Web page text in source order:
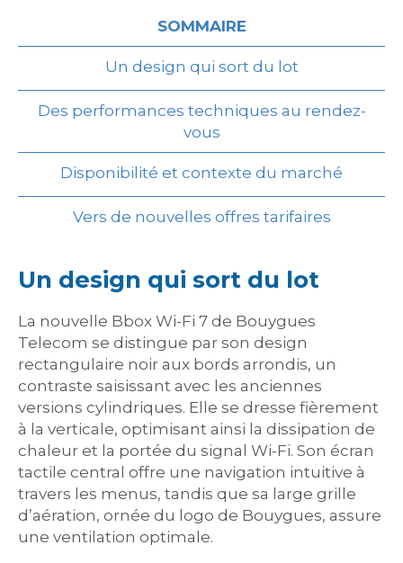
SOMMAIRE
Un design qui sort du lot
Des performances techniques au rendez-
vous
Disponibilité et contexte du marché
Vers de nouvelles offres tarifaires
Un design qui sort du lot
La nouvelle Bbox Wi-Fi 7 de Bouygues
Telecom se distingue par son design
rectangulaire noir aux bords arrondis, un
contraste saisissant avec les anciennes
versions cylindriques. Elle se dresse fièrement
à la verticale, optimisant ainsi la dissipation de
chaleur et la portée du signal Wi-Fi. Son écran
tactile central offre une navigation intuitive à
travers les menus, tandis que sa large grille
d’aération, ornée du logo de Bouygues, assure
une ventilation optimale.